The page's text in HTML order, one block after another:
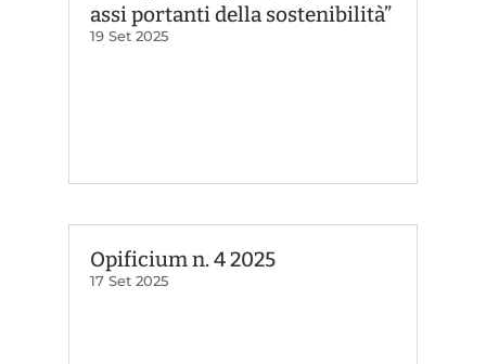
assi portanti della sostenibilità”
19 Set 2025
Opificium n. 4 2025
17 Set 2025